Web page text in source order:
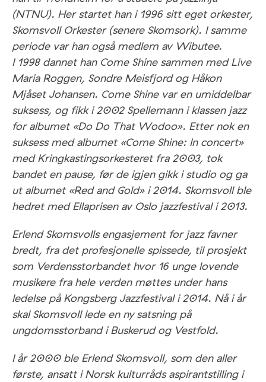
(NTNU). Her startet han i 1996 sitt eget orkester,
Skomsvoll Orkester (senere Skomsork). I samme
periode var han også medlem av Wibutee.
I 1998 dannet han Come Shine sammen med Live
Maria Roggen, Sondre Meisfjord og Håkon
Mjåset Johansen. Come Shine var en umiddelbar
suksess, og fikk i 2002 Spellemann i klassen jazz
for albumet «Do Do That Wodoo». Etter nok en
suksess med albumet «Come Shine: In concert»
med Kringkastingsorkesteret fra 2003, tok
bandet en pause, før de igjen gikk i studio og ga
ut albumet «Red and Gold» i 2014. Skomsvoll ble
hedret med Ellaprisen av Oslo jazzfestival i 2013.
Erlend Skomsvolls engasjement for jazz favner
bredt, fra det profesjonelle spissede, til prosjekt
som Verdensstorbandet hvor 16 unge lovende
musikere fra hele verden møttes under hans
ledelse på Kongsberg Jazzfestival i 2014. Nå i år
skal Skomsvoll lede en ny satsning på
ungdomsstorband i Buskerud og Vestfold.
I år 2000 ble Erlend Skomsvoll, som den aller
første, ansatt i Norsk kulturråds aspirantstilling i